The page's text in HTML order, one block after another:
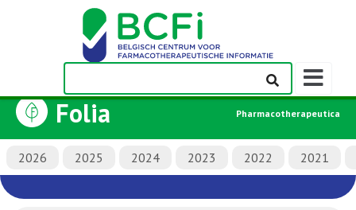
Folia Pharmacotherapeutica
2026 2025 2024 2023 2022 2021